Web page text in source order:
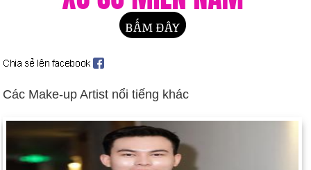
Vicente Fox Quesada được bầu làm tổng thống Mexico, chấm
dứt 71 năm độc đảng cầm quyền của Đảng Cách mạng Thể
chế (PRI) (ngày 2 tháng 7).
Vụ tai nạn máy bay Concorde giết chết 113 người ở gần Paris
Người Palestine và người Israel xung đột, được thúc đẩy bởi
tới thánh địa chung của người Do Thái / Hồi giáo; "Al Aksa
intifada" vẫn tiếp tục không suy giảm (ngày 30 tháng 9 và tiếp
Các Make-up Artist nổi tiếng khác